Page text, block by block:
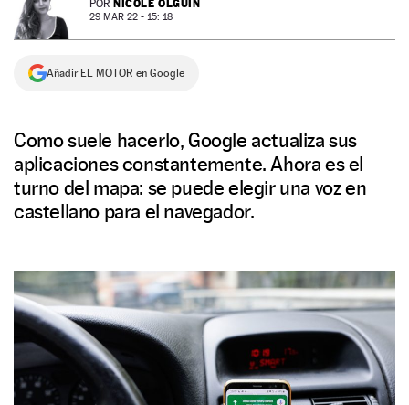
NEWSLETTER
SÍGUENOS
POR NICOLE OLGUÍN
29 MAR 22 - 15: 18
Añadir EL MOTOR en Google
Como suele hacerlo, Google actualiza sus
aplicaciones constantemente. Ahora es el
turno del mapa: se puede elegir una voz en
castellano para el navegador.